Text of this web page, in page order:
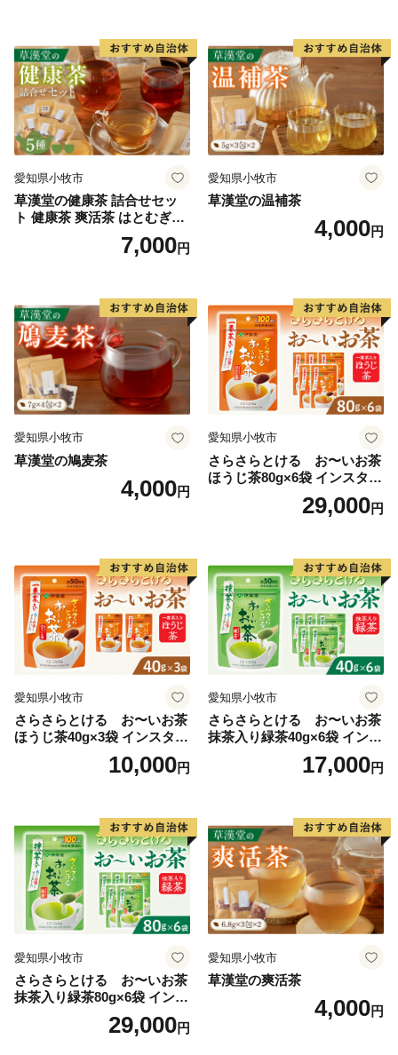
愛知県小牧市
草漢堂の健康茶 詰合せセッ
ト 健康茶 爽活茶 はとむぎ茶
温補茶 健食茶 和漢紅茶 お茶
7,000円
愛知県小牧市
草漢堂の温補茶
4,000円
愛知県小牧市
草漢堂の鳩麦茶
4,000円
愛知県小牧市
さらさらとける お〜いお茶
ほうじ茶80g×6袋 インスタン
トほうじ茶 粉末ほうじ茶 粉
末茶 おーいお茶 粉末緑茶
29,000円
愛知県小牧市
さらさらとける お〜いお茶
ほうじ茶40g×3袋 インスタン
トほうじ茶 粉末ほうじ茶 粉
末茶 おーいお茶 粉末緑茶
10,000円
愛知県小牧市
さらさらとける お〜いお茶
抹茶入り緑茶40g×6袋 インス
タント緑茶 粉末緑茶 粉末茶
おーいお茶 粉末緑茶17,000円
愛知県小牧市
さらさらとける お〜いお茶
抹茶入り緑茶80g×6袋 インス
タント緑茶 粉末緑茶 粉末茶
おーいお茶 粉末緑茶29,000円
愛知県小牧市
草漢堂の爽活茶
4,000円